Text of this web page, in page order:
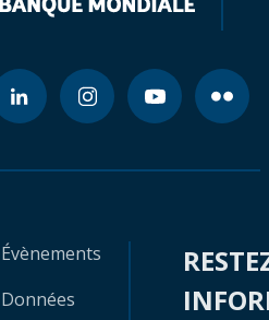
Évènements
Données